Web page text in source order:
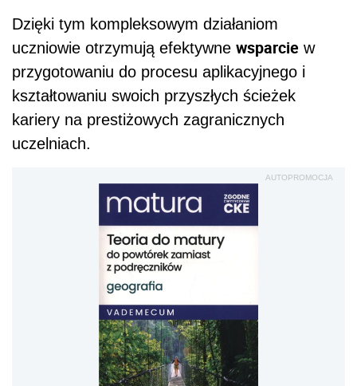
Dzięki tym kompleksowym działaniom
uczniowie otrzymują efektywne wsparcie w
przygotowaniu do procesu aplikacyjnego i
kształtowaniu swoich przyszłych ścieżek
kariery na prestiżowych zagranicznych
uczelniach.
AUTOPROMOCJA